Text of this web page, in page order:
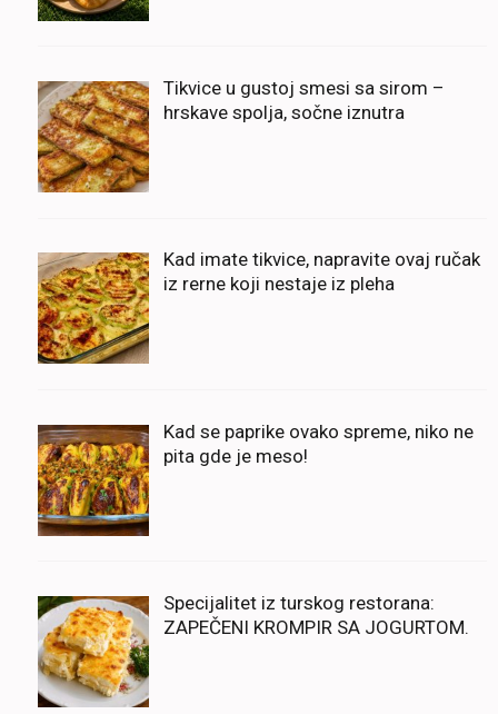
Tikvice u gustoj smesi sa sirom –
hrskave spolja, sočne iznutra
Kad imate tikvice, napravite ovaj ručak
iz rerne koji nestaje iz pleha
Kad se paprike ovako spreme, niko ne
pita gde je meso!
Specijalitet iz turskog restorana:
ZAPEČENI KROMPIR SA JOGURTOM.